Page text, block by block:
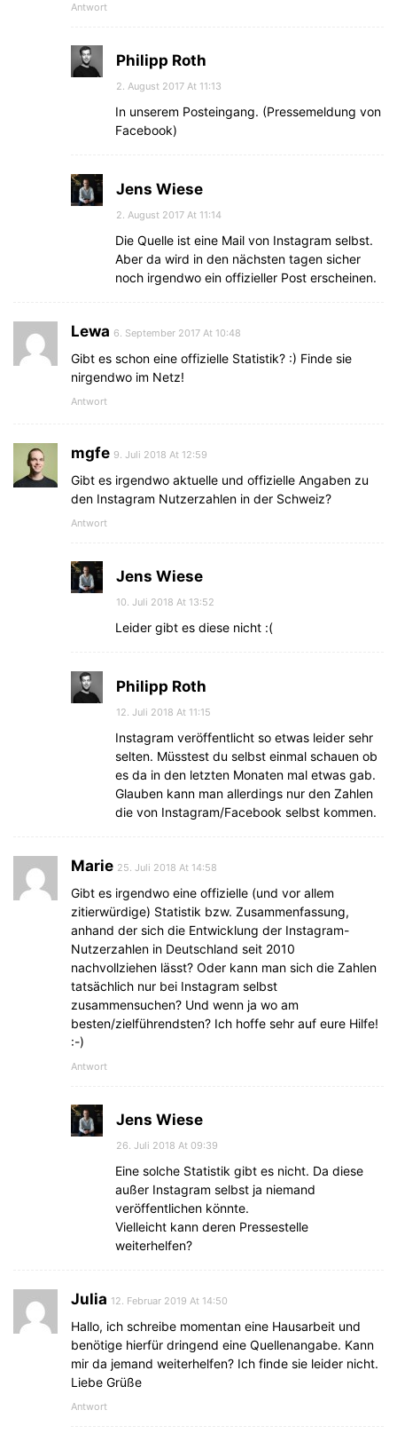
Antwort
Philipp Roth
2. August 2017 At 11:13
In unserem Posteingang. (Pressemeldung von
Facebook)
Jens Wiese
2. August 2017 At 11:14
Die Quelle ist eine Mail von Instagram selbst.
Aber da wird in den nächsten tagen sicher
noch irgendwo ein offizieller Post erscheinen.
Lewa 6. September 2017 At 10:48
Gibt es schon eine offizielle Statistik? :) Finde sie
nirgendwo im Netz!
Antwort
mgfe 9. Juli 2018 At 12:59
Gibt es irgendwo aktuelle und offizielle Angaben zu
den Instagram Nutzerzahlen in der Schweiz?
Antwort
Jens Wiese
10. Juli 2018 At 13:52
Leider gibt es diese nicht :(
Philipp Roth
12. Juli 2018 At 11:15
Instagram veröffentlicht so etwas leider sehr
selten. Müsstest du selbst einmal schauen ob
es da in den letzten Monaten mal etwas gab.
Glauben kann man allerdings nur den Zahlen
die von Instagram/Facebook selbst kommen.
Marie 25. Juli 2018 At 14:58
Gibt es irgendwo eine offizielle (und vor allem
zitierwürdige) Statistik bzw. Zusammenfassung,
anhand der sich die Entwicklung der Instagram-
Nutzerzahlen in Deutschland seit 2010
nachvollziehen lässt? Oder kann man sich die Zahlen
tatsächlich nur bei Instagram selbst
zusammensuchen? Und wenn ja wo am
besten/zielführendsten? Ich hoffe sehr auf eure Hilfe!
:-)
Antwort
Jens Wiese
26. Juli 2018 At 09:39
Eine solche Statistik gibt es nicht. Da diese
außer Instagram selbst ja niemand
veröffentlichen könnte.
Vielleicht kann deren Pressestelle
weiterhelfen?
Julia 12. Februar 2019 At 14:50
Hallo, ich schreibe momentan eine Hausarbeit und
benötige hierfür dringend eine Quellenangabe. Kann
mir da jemand weiterhelfen? Ich finde sie leider nicht.
Liebe Grüße
Antwort